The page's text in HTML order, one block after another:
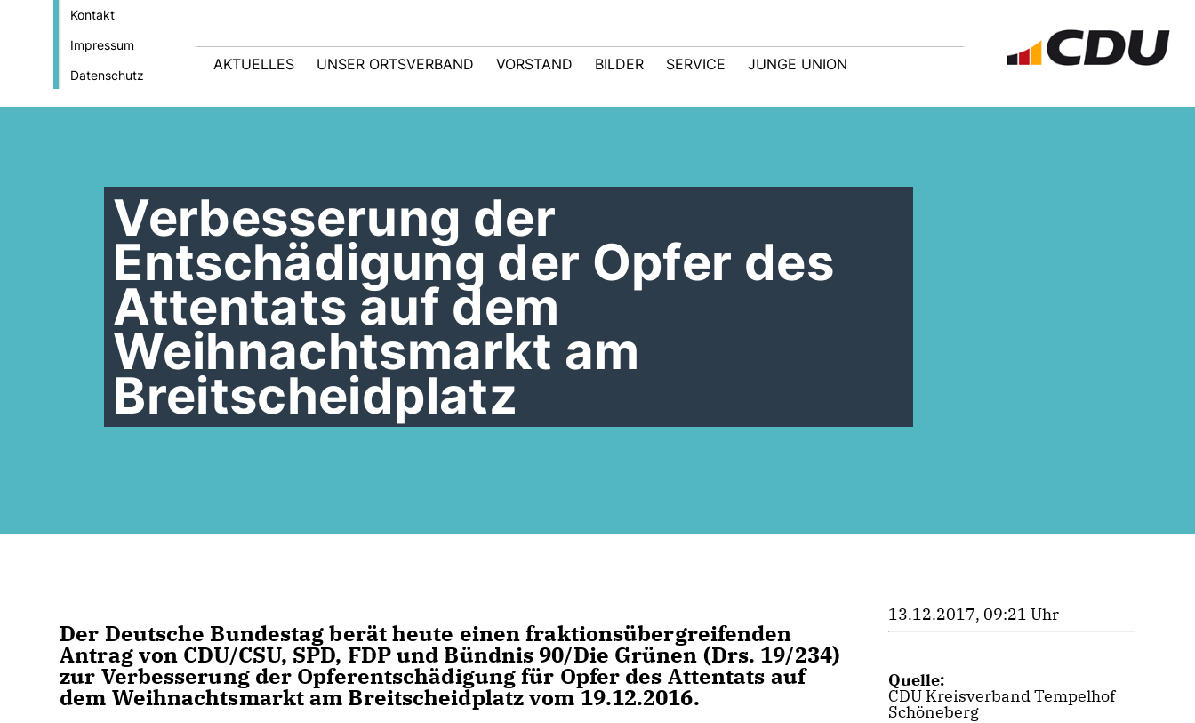
Kontakt
Impressum
Datenschutz
AKTUELLES UNSER ORTSVERBAND VORSTAND BILDER SERVICE JUNGE UNION
Verbesserung der
Entschädigung der Opfer des
Attentats auf dem
Weihnachtsmarkt am
Breitscheidplatz
Der Deutsche Bundestag berät heute einen fraktionsübergreifenden
Antrag von CDU/CSU, SPD, FDP und Bündnis 90/Die Grünen (Drs. 19/234)
zur Verbesserung der Opferentschädigung für Opfer des Attentats auf
dem Weihnachtsmarkt am Breitscheidplatz vom 19.12.2016.
13.12.2017, 09:21 Uhr
Quelle:
CDU Kreisverband Tempelhof
Schöneberg